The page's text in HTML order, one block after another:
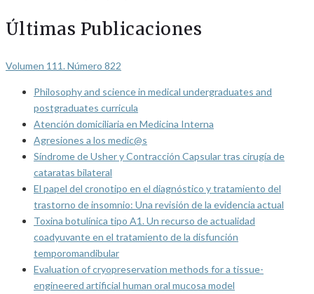
Últimas Publicaciones
Volumen 111. Número 822
Philosophy and science in medical undergraduates and
postgraduates curricula
Atención domiciliaria en Medicina Interna
Agresiones a los medic@s
Síndrome de Usher y Contracción Capsular tras cirugía de
cataratas bilateral
El papel del cronotipo en el diagnóstico y tratamiento del
trastorno de insomnio: Una revisión de la evidencia actual
Toxina botulínica tipo A1. Un recurso de actualidad
coadyuvante en el tratamiento de la disfunción
temporomandibular
Evaluation of cryopreservation methods for a tissue-
engineered artificial human oral mucosa model